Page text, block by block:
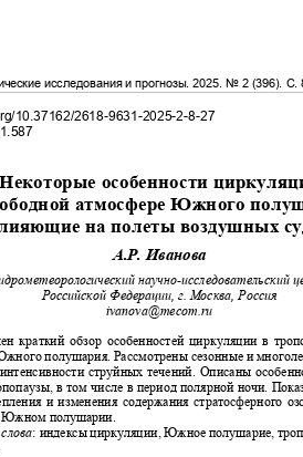
исследования и прогнозы. 2025. № 2 (396). С.
10.37162/2618-9631-2025-2-8-27
Некоторые особенности
атмосфере Южного
на полеты воздушных
А.Р. Иванова
научно-исследовательский
Российской Федерации, г. Москва, Россия
ivanova@mecom.ru
краткий обзор особенностей циркуляции в
полушария. Рассмотрены сезонные и
струйных течений. Описаны
в том числе в период полярной ночи.
и изменения содержания стратосферного
Южном полушарии.
: индексы циркуляции, Южное полушарие,